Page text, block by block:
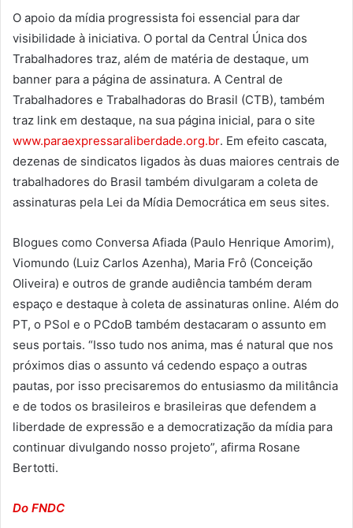
O apoio da mídia progressista foi essencial para dar
visibilidade à iniciativa. O portal da Central Única dos
Trabalhadores traz, além de matéria de destaque, um
banner para a página de assinatura. A Central de
Trabalhadores e Trabalhadoras do Brasil (CTB), também
traz link em destaque, na sua página inicial, para o site
www.paraexpressaraliberdade.org.br. Em efeito cascata,
dezenas de sindicatos ligados às duas maiores centrais de
trabalhadores do Brasil também divulgaram a coleta de
assinaturas pela Lei da Mídia Democrática em seus sites.
Blogues como Conversa Afiada (Paulo Henrique Amorim),
Viomundo (Luiz Carlos Azenha), Maria Frô (Conceição
Oliveira) e outros de grande audiência também deram
espaço e destaque à coleta de assinaturas online. Além do
PT, o PSol e o PCdoB também destacaram o assunto em
seus portais. “Isso tudo nos anima, mas é natural que nos
próximos dias o assunto vá cedendo espaço a outras
pautas, por isso precisaremos do entusiasmo da militância
e de todos os brasileiros e brasileiras que defendem a
liberdade de expressão e a democratização da mídia para
continuar divulgando nosso projeto”, afirma Rosane
Bertotti.
Do FNDC